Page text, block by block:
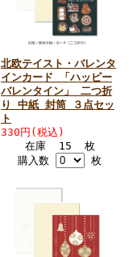
北欧テイスト・バレンタ
インカード 「ハッピー
バレンタイン」 二つ折
り 中紙 封筒 ３点セッ
ト
330円(税込)
在庫 15 枚
購入数
枚